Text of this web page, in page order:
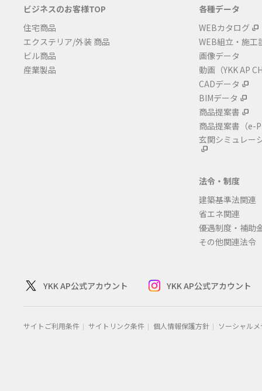
ビジネスのお客様TOP
住宅商品
エクステリア/外装 商品
ビル商品
産業製品
各種データ
WEBカタログ
WEB組立・施工
画像データ
動画（YKK AP
CADデータ
BIMデータ
商品提案書
商品提案書 （
玄関シミュレー
法令・制度
建築基準法関連
省エネ関連
優遇制度・補助
その他関連法令
YKK AP公式アカウント YKK AP公式アカウント
サイトご利用条件 サイトリンク条件 個人情報保護方針 ソーシャル